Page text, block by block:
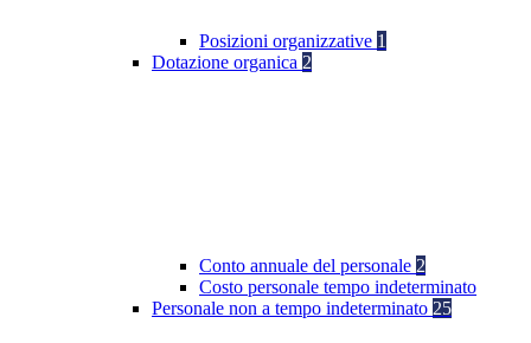
Posizioni organizzative 1
Dotazione organica 2
Conto annuale del personale 2
Costo personale tempo indeterminato
Personale non a tempo indeterminato 25